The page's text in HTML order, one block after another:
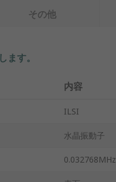
その他
す。
内容
ILSI
水晶振動子
0.032768MHz